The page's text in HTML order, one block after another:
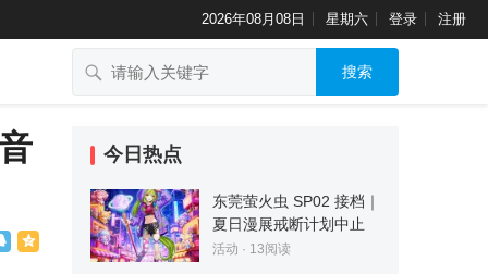
2026年08月08日 星期六 登录 注册
搜索
今日热点
东莞萤火虫 SP02 接档｜
夏日漫展戒断计划中止
活动 · 13阅读